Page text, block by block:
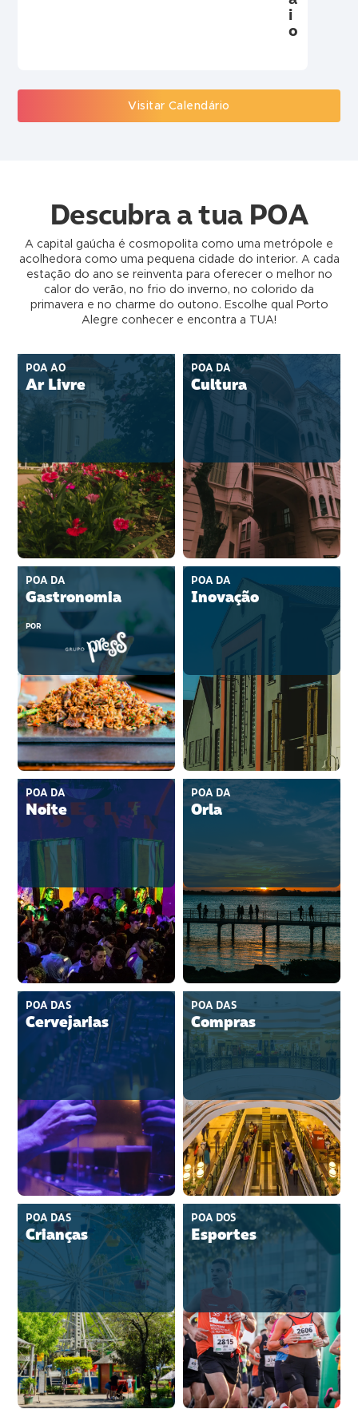
i
o
Visitar Calendário
Descubra a tua POA
A capital gaúcha é cosmopolita como uma metrópole e
acolhedora como uma pequena cidade do interior. A cada
estação do ano se reinventa para oferecer o melhor no
calor do verão, no frio do inverno, no colorido da
primavera e no charme do outono. Escolhe qual Porto
Alegre conhecer e encontra a TUA!
POA AO
Ar Livre
POA DA
Cultura
POA DA
Gastronomia
POR
POA DA
Inovação
POA DA
Noite
POA DA
Orla
POA DAS
Cervejarias
POA DAS
Compras
POA DAS
Crianças
POA DOS
Esportes